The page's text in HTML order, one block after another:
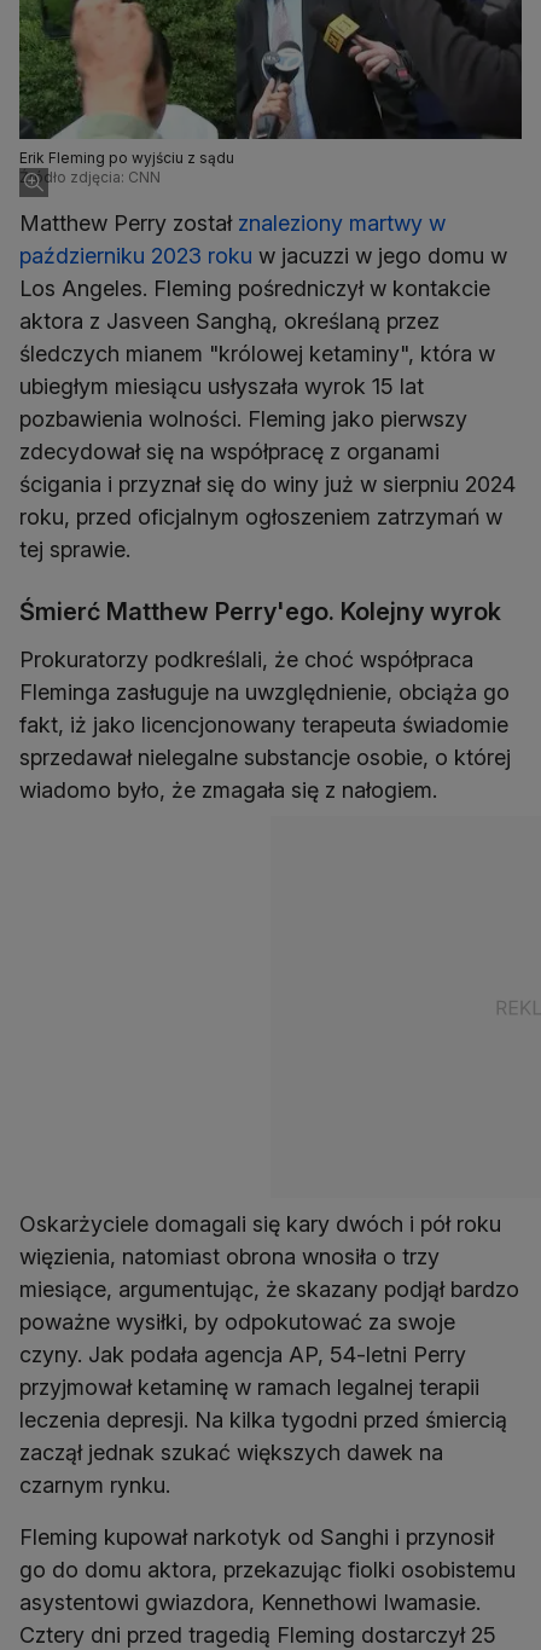
Erik Fleming po wyjściu z sądu
Źródło zdjęcia: CNN
Matthew Perry został znaleziony martwy w
październiku 2023 roku w jacuzzi w jego domu w
Los Angeles. Fleming pośredniczył w kontakcie
aktora z Jasveen Sanghą, określaną przez
śledczych mianem "królowej ketaminy", która w
ubiegłym miesiącu usłyszała wyrok 15 lat
pozbawienia wolności. Fleming jako pierwszy
zdecydował się na współpracę z organami
ścigania i przyznał się do winy już w sierpniu 2024
roku, przed oficjalnym ogłoszeniem zatrzymań w
tej sprawie.
Śmierć Matthew Perry'ego. Kolejny wyrok
Prokuratorzy podkreślali, że choć współpraca
Fleminga zasługuje na uwzględnienie, obciąża go
fakt, iż jako licencjonowany terapeuta świadomie
sprzedawał nielegalne substancje osobie, o której
wiadomo było, że zmagała się z nałogiem.
Oskarżyciele domagali się kary dwóch i pół roku
więzienia, natomiast obrona wnosiła o trzy
miesiące, argumentując, że skazany podjął bardzo
poważne wysiłki, by odpokutować za swoje
czyny. Jak podała agencja AP, 54-letni Perry
przyjmował ketaminę w ramach legalnej terapii
leczenia depresji. Na kilka tygodni przed śmiercią
zaczął jednak szukać większych dawek na
czarnym rynku.
Fleming kupował narkotyk od Sanghi i przynosił
go do domu aktora, przekazując fiolki osobistemu
asystentowi gwiazdora, Kennethowi Iwamasie.
Cztery dni przed tragedią Fleming dostarczył 25